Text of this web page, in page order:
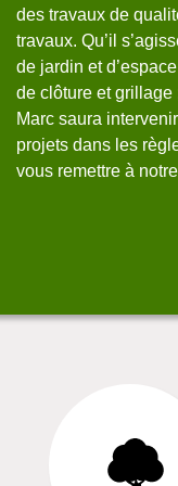
des travaux de
travaux. Qu’il
de jardin et
de clôture et grillage
Marc saura
projets dans les
vous remettre à